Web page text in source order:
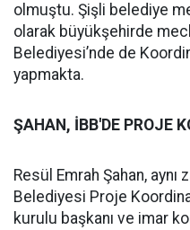
olmuştu. Şişli belediye
olarak büyükşehirde
Belediyesi’nde de
yapmakta.
ŞAHAN, İBB'DE PROJE
Resül Emrah Şahan,
Belediyesi Proje
kurulu başkanı ve imar